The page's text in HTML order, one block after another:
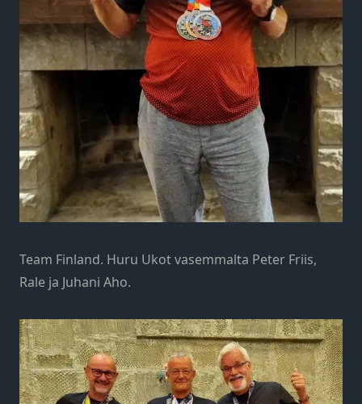
Team Finland. Huru Ukot vasemmalta Peter Friis,
Rale ja Juhani Aho.